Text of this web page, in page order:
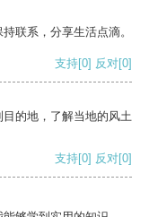
联系，分享生活点滴。
支持[0] 反对[0]
的地，了解当地的风土
支持[0] 反对[0]